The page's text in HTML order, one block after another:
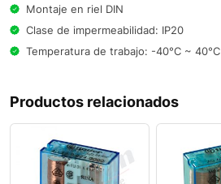
Montaje en riel DIN
Clase de impermeabilidad: IP20
Temperatura de trabajo: -40°C ~ 40°C
Productos relacionados